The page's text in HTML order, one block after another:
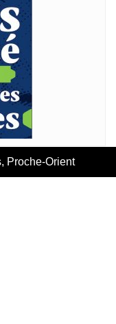
Proche-Orient